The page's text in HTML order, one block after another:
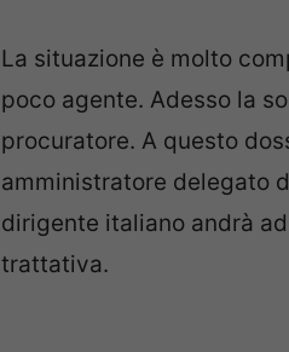
La situazione è molto
poco agente. Adesso la
procuratore. A questo
amministratore delegato
dirigente italiano andrà
trattativa.